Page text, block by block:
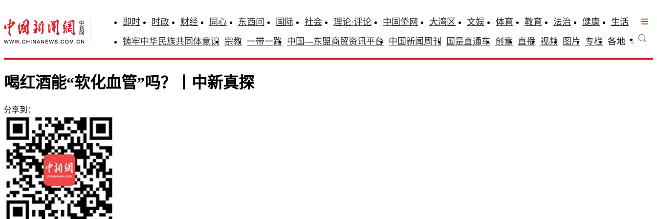
即时 时政 财经 同心 东西问 国际 社会 理论·评论 中国侨网 大湾区 文娱 体育 教育 法治 健康
生活
铸牢中华民族共同体意识 宗教 一带一路 中国—东盟商贸资讯平台 中国新闻周刊 国是直通车 创意 直播 视频 图片 专栏 各地
喝红酒能“软化血管”吗？丨中新真探
分享到：